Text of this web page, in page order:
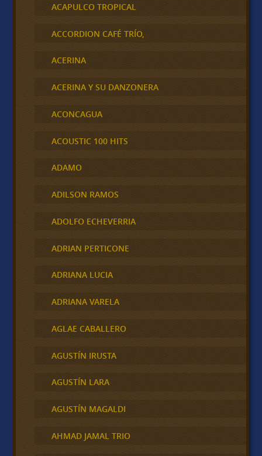
ACAPULCO TROPICAL
ACCORDION CAFÉ TRÍO,
ACERINA
ACERINA Y SU DANZONERA
ACONCAGUA
ACOUSTIC 100 HITS
ADAMO
ADILSON RAMOS
ADOLFO ECHEVERRIA
ADRIAN PERTICONE
ADRIANA LUCIA
ADRIANA VARELA
AGLAE CABALLERO
AGUSTÍN IRUSTA
AGUSTÍN LARA
AGUSTÍN MAGALDI
AHMAD JAMAL TRIO